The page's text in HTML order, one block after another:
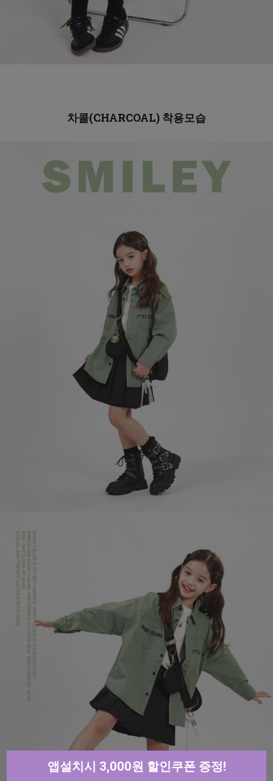
차콜(CHARCOAL)
앱설치시 3,000원 할인쿠폰 증정!